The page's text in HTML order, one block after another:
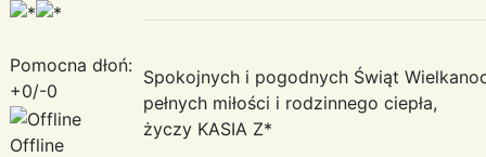
Pomocna dłoń:
+0/-0
Offline
Spokojnych i pogodnych Świąt
pełnych miłości i rodzinnego ciepła,
życzy KASIA Z*